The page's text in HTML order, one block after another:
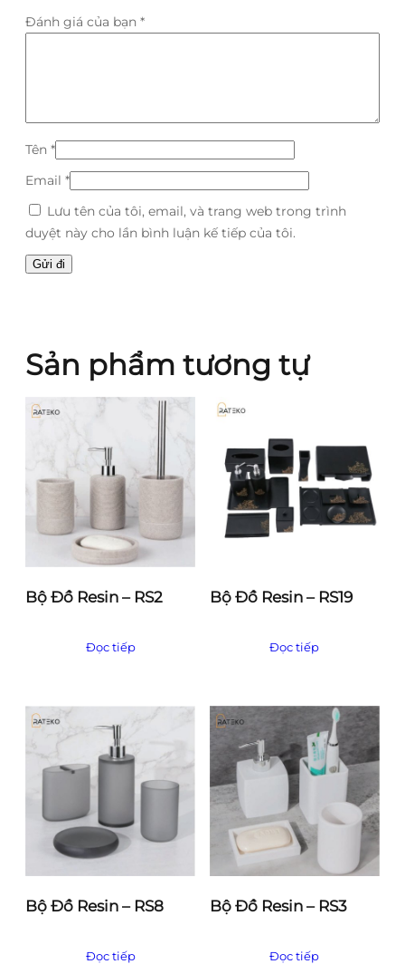
Đánh giá của bạn *
Tên *
Email *
Lưu tên của tôi, email, và trang web trong trình
duyệt này cho lần bình luận kế tiếp của tôi.
Sản phẩm tương tự
Bộ Đồ Resin – RS2
Đọc tiếp
Bộ Đồ Resin – RS19
Đọc tiếp
Bộ Đồ Resin – RS8
Đọc tiếp
Bộ Đồ Resin – RS3
Đọc tiếp